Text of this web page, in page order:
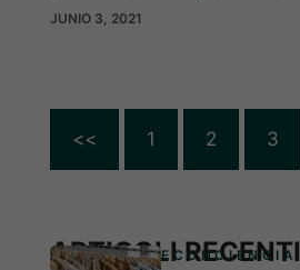
JUNIO 3, 2021
<< 1 2 3
ARTICOLI RECENTI
ECONCIENCIA